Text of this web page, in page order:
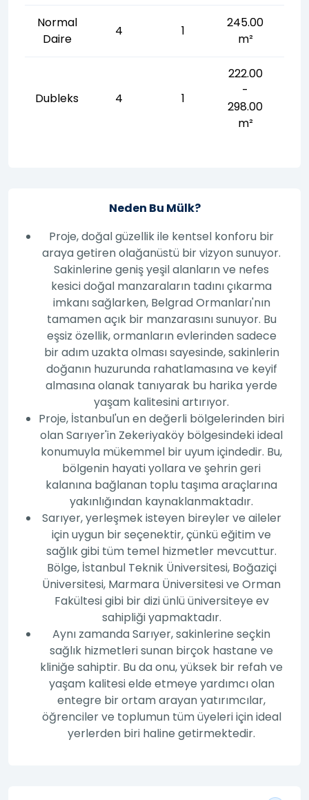
Normal
Daire
4 1
245.00
m²
Dubleks 4 1
222.00
-
298.00
m²
Neden Bu Mülk?
Proje, doğal güzellik ile kentsel konforu bir
araya getiren olağanüstü bir vizyon sunuyor.
Sakinlerine geniş yeşil alanların ve nefes
kesici doğal manzaraların tadını çıkarma
imkanı sağlarken, Belgrad Ormanları'nın
tamamen açık bir manzarasını sunuyor. Bu
eşsiz özellik, ormanların evlerinden sadece
bir adım uzakta olması sayesinde, sakinlerin
doğanın huzurunda rahatlamasına ve keyif
almasına olanak tanıyarak bu harika yerde
yaşam kalitesini artırıyor.
Proje, İstanbul'un en değerli bölgelerinden biri
olan Sarıyer'in Zekeriyaköy bölgesindeki ideal
konumuyla mükemmel bir uyum içindedir. Bu,
bölgenin hayati yollara ve şehrin geri
kalanına bağlanan toplu taşıma araçlarına
yakınlığından kaynaklanmaktadır.
Sarıyer, yerleşmek isteyen bireyler ve aileler
için uygun bir seçenektir, çünkü eğitim ve
sağlık gibi tüm temel hizmetler mevcuttur.
Bölge, İstanbul Teknik Üniversitesi, Boğaziçi
Üniversitesi, Marmara Üniversitesi ve Orman
Fakültesi gibi bir dizi ünlü üniversiteye ev
sahipliği yapmaktadır.
Aynı zamanda Sarıyer, sakinlerine seçkin
sağlık hizmetleri sunan birçok hastane ve
kliniğe sahiptir. Bu da onu, yüksek bir refah ve
yaşam kalitesi elde etmeye yardımcı olan
entegre bir ortam arayan yatırımcılar,
öğrenciler ve toplumun tüm üyeleri için ideal
yerlerden biri haline getirmektedir.